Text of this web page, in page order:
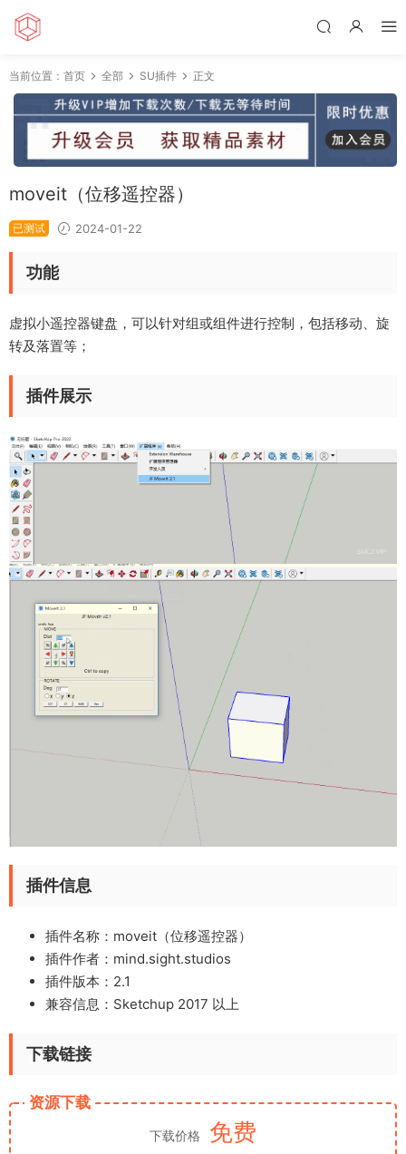
当前位置： 首页 全部 SU插件 正文
moveit（位移遥控器）
已测试 2024-01-22
功能
虚拟小遥控器键盘，可以针对组或组件进行控制，包括移动、旋
转及落置等；
插件展示
插件信息
插件名称：moveit（位移遥控器）
插件作者： mind.sight.studios
插件版本：2.1
兼容信息：Sketchup 2017 以上
下载链接
资源下载
下载价格 免费